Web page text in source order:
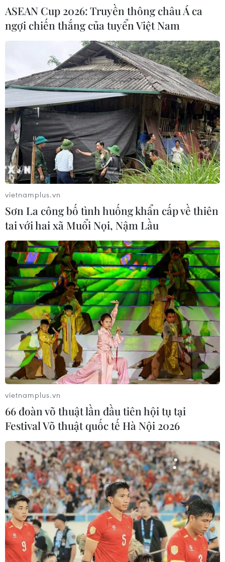
TIN CÙNG CHUYÊN MỤC
VN-Index tăng hơn 3 điểm nhờ sức
bật nhóm dầu khí
07/08/2026 09:36
Chứng khoán Mỹ rời đỉnh khi giá
năng lượng leo thang
06/08/2026 23:58
ASEAN Cup 2026: Truyền thông châu Á ca
ngợi chiến thắng của tuyển Việt Nam
vietnamplus.vn
Sơn La công bố tình huống khẩn cấp về thiên
tai với hai xã Muổi Nọi, Nậm Lầu
vietnamplus.vn
66 đoàn võ thuật lần đầu tiên hội tụ tại
Festival Võ thuật quốc tế Hà Nội 2026